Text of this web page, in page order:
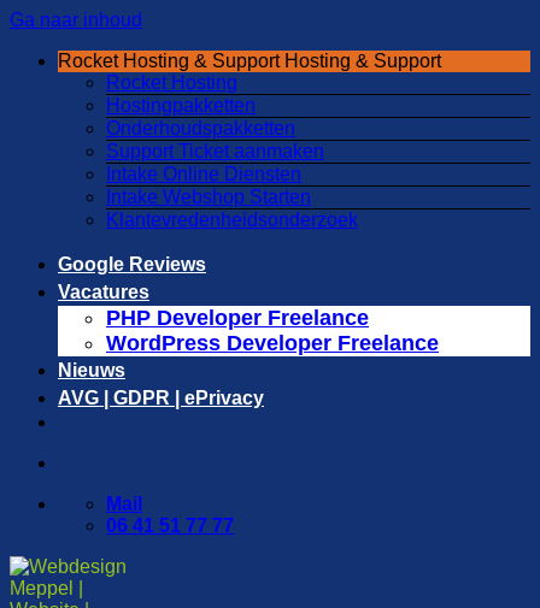
Ga naar inhoud
Rocket Hosting & SupportHosting & Support
Rocket Hosting
Hostingpakketten
Onderhoudspakketten
Support Ticket aanmaken
Intake Online Diensten
Intake Webshop Starten
Klantevredenheidsonderzoek
Google Reviews
Vacatures
PHP Developer Freelance
WordPress Developer Freelance
Nieuws
AVG | GDPR | ePrivacy
Mail
06 41 51 77 77